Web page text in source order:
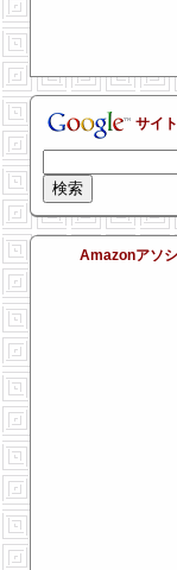
サイ
Amazonアソ